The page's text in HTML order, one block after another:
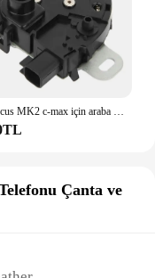
Ford Focus MK2 c-max için araba kaput kaput kilidi mandal yakalamak Mechanisn 2007-2010 3M51-16700-BC 4895286
Çanta ve